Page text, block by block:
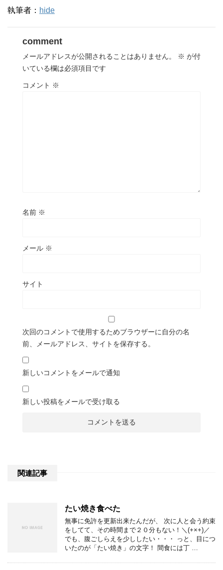
執筆者： hide
comment
メールアドレスが公開されることはありません。 ※ が付
いている欄は必須項目です
コメント ※
名前 ※
メール ※
サイト
次回のコメントで使用するためブラウザーに自分の名
前、メールアドレス、サイトを保存する。
新しいコメントをメールで通知
新しい投稿をメールで受け取る
関連記事
たい焼き食べた
無事に免許を更新出来たんだが、 次に人と会う約束
をしてて、その時間まで２０分もない！＼(+×+)／
でも、腹ごしらえを少ししたい・・・ っと、目につ
いたのが「たい焼き」の文字！ 間食には丁 …